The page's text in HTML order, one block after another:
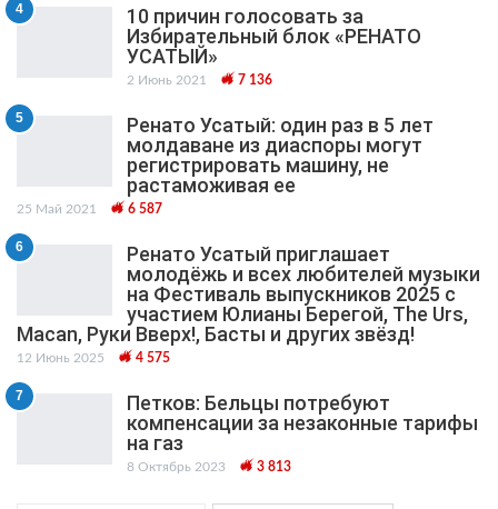
4
10 причин голосовать за
Избирательный блок «РЕНАТО
УСАТЫЙ»
2 Июнь 2021 7 136
5
Ренато Усатый: один раз в 5 лет
молдаване из диаспоры могут
регистрировать машину, не
растаможивая ее
25 Май 2021 6 587
6
Ренато Усатый приглашает
молодёжь и всех любителей музыки
на Фестиваль выпускников 2025 с
участием Юлианы Берегой, The Urs,
Macan, Руки Вверх!, Басты и других звёзд!
12 Июнь 2025 4 575
7
Петков: Бельцы потребуют
компенсации за незаконные тарифы
на газ
8 Октябрь 2023 3 813